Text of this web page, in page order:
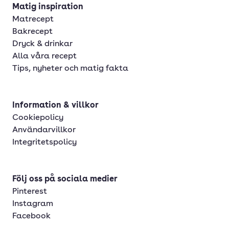
Matig inspiration
Matrecept
Bakrecept
Dryck & drinkar
Alla våra recept
Tips, nyheter och matig fakta
Information & villkor
Cookiepolicy
Användarvillkor
Integritetspolicy
Följ oss på sociala medier
Pinterest
Instagram
Facebook